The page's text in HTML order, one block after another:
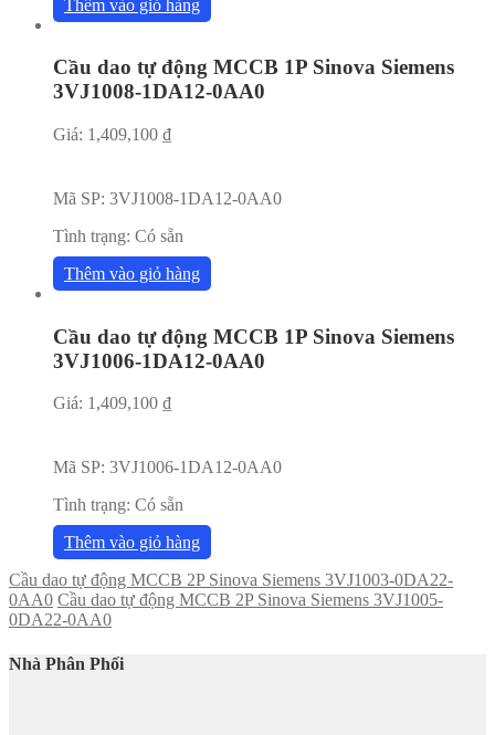
Thêm vào giỏ hàng
Cầu dao tự động MCCB 1P Sinova Siemens
3VJ1008-1DA12-0AA0
Giá: 1,409,100 ₫
Mã SP: 3VJ1008-1DA12-0AA0
Tình trạng: Có sẵn
Thêm vào giỏ hàng
Cầu dao tự động MCCB 1P Sinova Siemens
3VJ1006-1DA12-0AA0
Giá: 1,409,100 ₫
Mã SP: 3VJ1006-1DA12-0AA0
Tình trạng: Có sẵn
Thêm vào giỏ hàng
Cầu dao tự động MCCB 2P Sinova Siemens 3VJ1003-0DA22-
0AA0 Cầu dao tự động MCCB 2P Sinova Siemens 3VJ1005-
0DA22-0AA0
Nhà Phân Phối